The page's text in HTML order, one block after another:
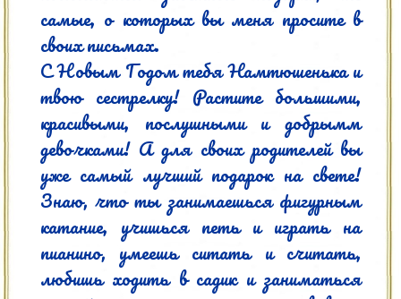
самые, о которых вы меня просите в
своих письмах.
С Новым Годом тебя Намтюшенька и
твою сестрелку! Растите большими,
красивыми, послушными и добрымм
девочками! А для своих родителей вы
уже самый лучший подарок на свете!
Знаю, что ты занимаешься фигурным
катание, учишься петь и играть на
пианино, умеешь ситать и считать,
любишь ходить в садик и заниматься